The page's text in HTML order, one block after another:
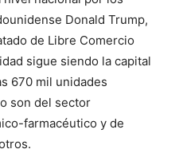
Donald Trump,
de Libre Comercio
sigue siendo la capital
670 mil unidades
son del sector
farmacéutico y de